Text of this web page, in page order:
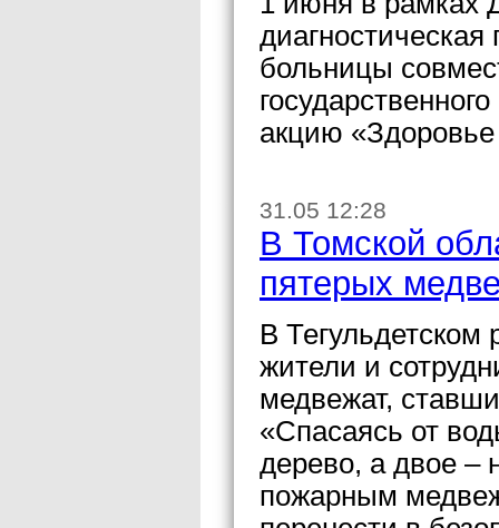
диагностическая
больницы
акцию
31.05 12:28
В Томской
пятерых
В
жители и
медвежат,
«Спасаясь от
дерево, а двое –
пожарным